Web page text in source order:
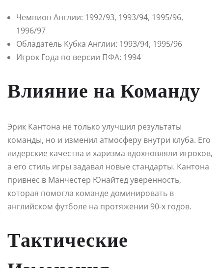
Чемпион Англии: 1992/93, 1993/94, 1995/96,
1996/97
Обладатель Кубка Англии: 1993/94, 1995/96
Игрок Года по версии ПФА: 1994
Влияние на Команду
Эрик Кантона не только улучшил результаты
команды, но и изменил атмосферу внутри клуба. Его
лидерские качества и харизма вдохновляли игроков,
а его стиль игры задавал новые стандарты. Кантона
привнес в Манчестер Юнайтед уверенность,
которая помогла команде доминировать в
английском футболе на протяжении 90-х годов.
Тактические